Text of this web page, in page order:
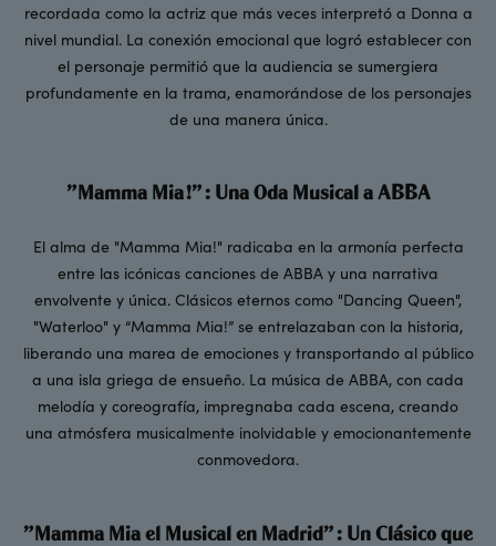
recordada como la actriz que más veces interpretó a Donna a
nivel mundial. La conexión emocional que logró establecer con
el personaje permitió que la audiencia se sumergiera
profundamente en la trama, enamorándose de los personajes
de una manera única.
"Mamma Mia!": Una Oda Musical a ABBA
El alma de "Mamma Mia!" radicaba en la armonía perfecta
entre las icónicas canciones de ABBA y una narrativa
envolvente y única. Clásicos eternos como "Dancing Queen",
"Waterloo" y “Mamma Mia!” se entrelazaban con la historia,
liberando una marea de emociones y transportando al público
a una isla griega de ensueño. La música de ABBA, con cada
melodía y coreografía, impregnaba cada escena, creando
una atmósfera musicalmente inolvidable y emocionantemente
conmovedora.
"Mamma Mia el Musical en Madrid": Un Clásico que